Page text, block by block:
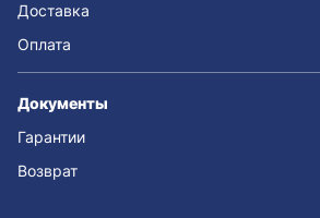
Доставка
Оплата
Документы
Гарантии
Возврат